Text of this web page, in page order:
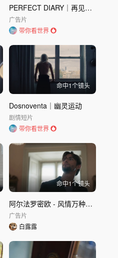
PERFECT DIARY｜再见面 真好
广告片
带你看世界
命中1个镜头
Dosnoventa｜幽灵运动
剧情短片
带你看世界
命中1个镜头
阿尔法罗密欧 - 风情万种的意大利 汽车广告
广告片
白露露